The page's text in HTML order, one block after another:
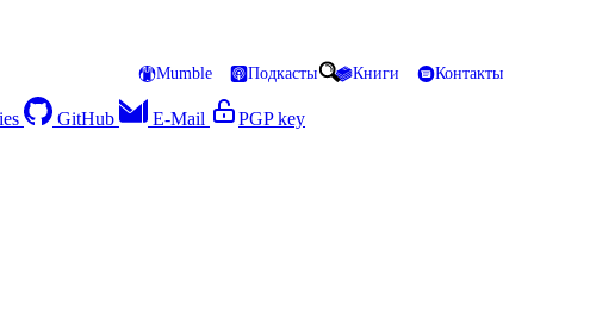
Mumble Подкасты Книги Контакты
GitHub E-Mail PGP key